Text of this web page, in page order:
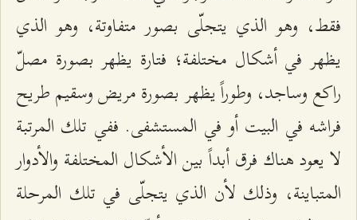
فقط، وهو الذي يتجلّى بصور متفاوتة، وهو الذي
يظهر في أشكال مختلفة؛ فتارة يظهر بصورة مصلّ
راكع وساجد، وطوراً يظهر بصورة مريض وسقيم طريح
فراشه في البيت أو في المستشفى. ففي تلك المرتبة
لا يعود هناك فرق أبداً بين الأشكال المختلفة والأدوار
المتباينة، وذلك لأن الذي يتجلّى في تلك المرحلة